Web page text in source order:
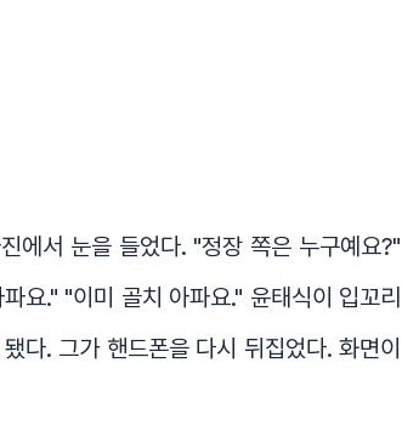
에서 눈을 들었다. "정장 쪽은 누구예요?"
요." "이미 골치 아파요." 윤태식이 입꼬리
다. 그가 핸드폰을 다시 뒤집었다. 화면이